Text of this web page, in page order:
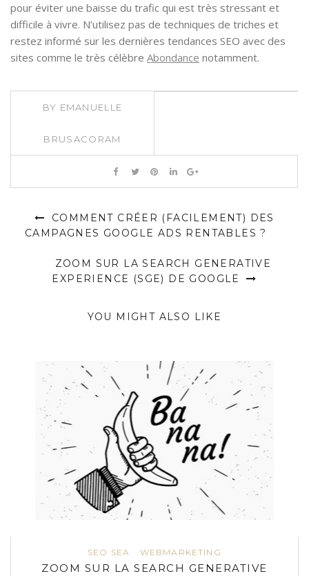
pour éviter une baisse du trafic qui est très stressant et
difficile à vivre. N’utilisez pas de techniques de triches et
restez informé sur les dernières tendances SEO avec des
sites comme le très célèbre Abondance notamment.
BY EMANUELLE
BRUSACORAM
COMMENT CRÉER (FACILEMENT) DES
CAMPAGNES GOOGLE ADS RENTABLES ?
ZOOM SUR LA SEARCH GENERATIVE
EXPERIENCE (SGE) DE GOOGLE
YOU MIGHT ALSO LIKE
SEO SEA WEBMARKETING
ZOOM SUR LA SEARCH GENERATIVE